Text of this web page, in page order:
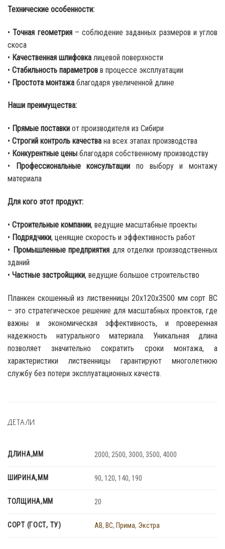
Технические особенности:
•Точная геометрия– соблюдение заданных размеров и углов
скоса
• Качественная шлифовка лицевой поверхности
• Стабильность параметров в процессе эксплуатации
• Простота монтажа благодаря увеличенной длине
Наши преимущества:
• Прямые поставки от производителя из Сибири
• Строгий контроль качества на всех этапах производства
• Конкурентные цены благодаря собственному производству
•
Профессиональные консультации по выбору и монтажу
материала
Для кого этот продукт:
• Строительные компании, ведущие масштабные проекты
• Подрядчики, ценящие скорость и эффективность работ
• Промышленные предприятия для отделки производственных
зданий
• Частные застройщики, ведущие большое строительство
Планкен скошенный из лиственницы 20x120x3500 мм сорт ВС
– это стратегическое решение для масштабных проектов, где
важны и экономическая эффективность, и проверенная
надежность натурального материала. Уникальная длина
позволяет значительно сократить сроки монтажа, а
характеристики лиственницы гарантируют многолетнюю
службу без потери эксплуатационных качеств.
ДЕТАЛИ
ДЛИНА,ММ 2000, 2500, 3000, 3500, 4000
ШИРИНА,ММ 90, 120, 140, 190
ТОЛЩИНА,ММ 20
СОРТ (ГОСТ, ТУ) AB, BC, Прима, Экстра